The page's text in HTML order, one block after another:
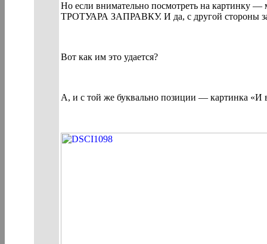
Но если внимательно посмотреть на
ТРОТУАРА ЗАПРАВКУ. И да, с другой стороны
Вот как им это удается?
А, и с той же буквально позиции — картинка «И